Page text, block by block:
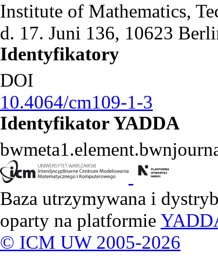
Institute of Mathematics,
d. 17. Juni 136, 10623
Identyfikatory
DOI
10.4064/cm109-1-3
Identyfikator YADDA
Baza utrzymywana i
oparty na platformie
© ICM UW 2005-2026